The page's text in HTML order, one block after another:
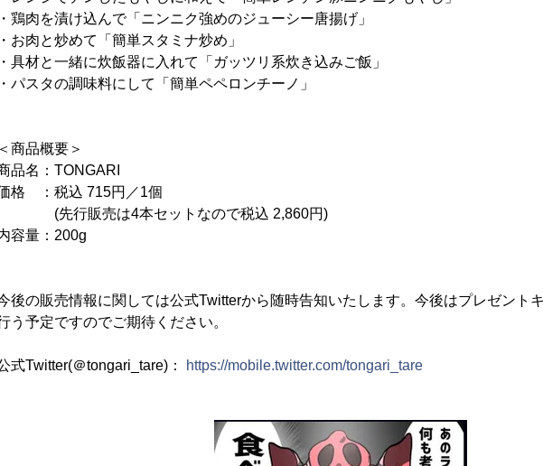
・鶏肉を漬け込んで「ニンニク強めのジューシー唐揚げ」
・お肉と炒めて「簡単スタミナ炒め」
・具材と一緒に炊飯器に入れて「ガッツリ系炊き込みご飯」
・パスタの調味料にして「簡単ペペロンチーノ」
＜商品概要＞
品名：TONGARI
格 ：税込 715円／1個
(先行販売は4本セットなので税込 2,860円)
容量：200g
後の販売情報に関しては公式Twitterから随時告知いたします。今後はプレゼント
う予定ですのでご期待ください。
式Twitter(＠tongari_tare)： https://mobile.twitter.com/tongari_tare